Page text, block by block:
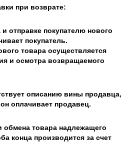
при возврате:
отправке покупателю нового
покупатель.
товара осуществляется
и осмотра возвращаемого
описанию вины продавца,
оплачивает продавец.
обмена товара надлежащего
конца производится за счет